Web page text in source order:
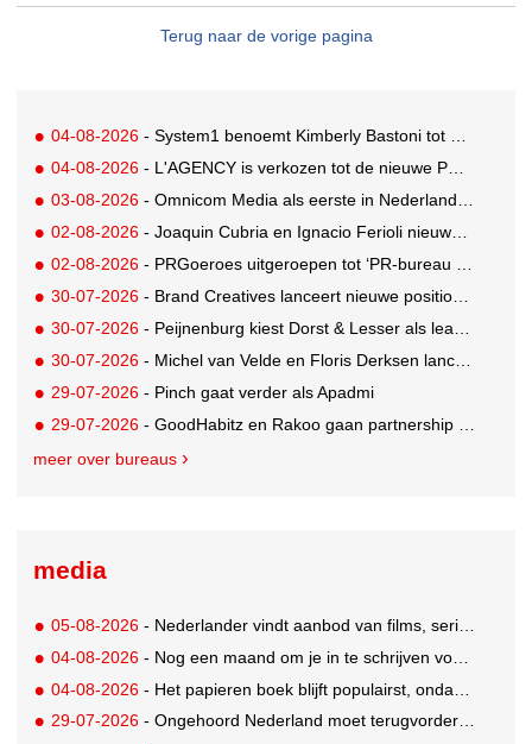
Terug naar de vorige pagina
04-08-2026 - System1 benoemt Kimberly Bastoni tot Gobal Chief Commercial Officer
04-08-2026 - L'AGENCY is verkozen tot de nieuwe PR-partner van KoRo
03-08-2026 - Omnicom Media als eerste in Nederland actief met advertenties in ChatGPT
02-08-2026 - Joaquin Cubria en Ignacio Ferioli nieuwe Global CCO’s GUT, Renata Neumann Global Head of Production
02-08-2026 - PRGoeroes uitgeroepen tot ‘PR-bureau van het jaar 2026’
30-07-2026 - Brand Creatives lanceert nieuwe positionering: Create to Celebrate
30-07-2026 - Peijnenburg kiest Dorst & Lesser als lead social agency
30-07-2026 - Michel van Velde en Floris Derksen lanceren I.C.Y. group: drie specialistische bureaus, één visie op groei
29-07-2026 - Pinch gaat verder als Apadmi
29-07-2026 - GoodHabitz en Rakoo gaan partnership aan voor geïntegreerde talentontwikkeling
meer over bureaus
media
05-08-2026 - Nederlander vindt aanbod van films, series en sport vaak versnipperd
04-08-2026 - Nog een maand om je in te schrijven voor de Mercurs 2026
04-08-2026 - Het papieren boek blijft populairst, ondanks digitale alternatieven
29-07-2026 - Ongehoord Nederland moet terugvordering betalen aan Commissariaat voor de Media